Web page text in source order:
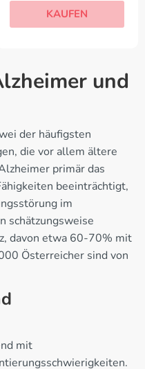
KAUFEN
und
der häufigsten
die vor allem ältere
primär das
beeinträchtigt,
im
schätzungsweise
davon etwa 60-70% mit
Österreicher sind von
mit